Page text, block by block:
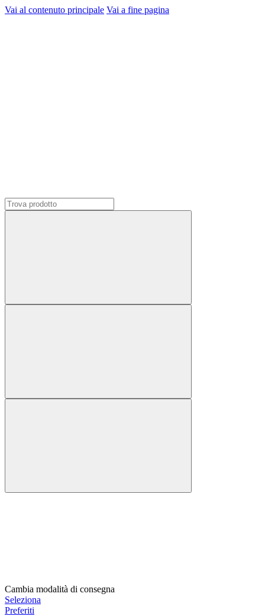
Vai al contenuto principale Vai a fine pagina
Cambia modalità di consegna
Seleziona
Preferiti